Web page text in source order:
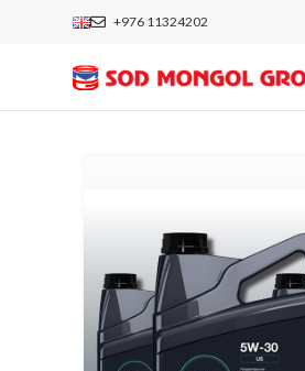
+976 11324202